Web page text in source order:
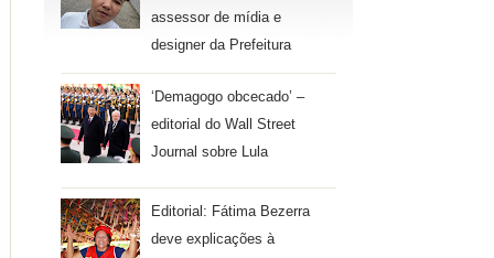
assessor de mídia e
designer da Prefeitura
‘Demagogo obcecado’ –
editorial do Wall Street
Journal sobre Lula
Editorial: Fátima Bezerra
deve explicações à